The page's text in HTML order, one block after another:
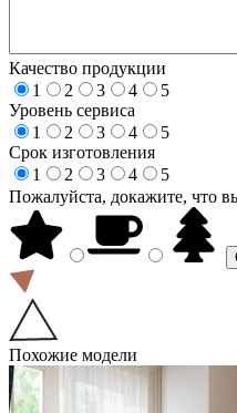
Качество продукции
1
2 3 4
5
Уровень сервиса
1
2 3 4
5
Срок изготовления
1
2 3 4
5
Пожалуйста, докажите, что
Похожие модели